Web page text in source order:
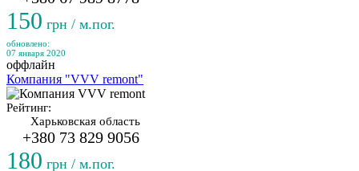
150 грн / м.пог.
обновлено:
07 января 2020
оффлайн
Компания "VVV remont"
Рейтинг:
Харьковская область
+380 73 829 9056
180 грн / м.пог.